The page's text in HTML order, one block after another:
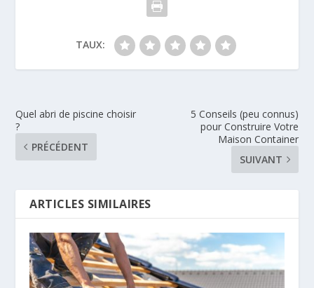
TAUX:
Quel abri de piscine choisir
?
PRÉCÉDENT
5 Conseils (peu connus)
pour Construire Votre
Maison Container
SUIVANT
ARTICLES SIMILAIRES